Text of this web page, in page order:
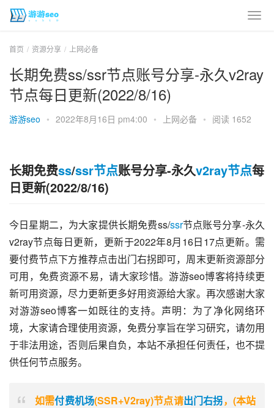
首页 资源分享 上网必备
长期免费ss/ssr节点账号分享-永久v2ray
节点每日更新(2022/8/16)
游游seo • 2022年8月16日 pm4:00 • 上网必备 • 阅读 1652
长期免费ss/ssr节点账号分享-永久v2ray节点每
日更新(2022/8/16)
今日星期二，为大家提供长期免费ss/ssr节点账号分享-永久
v2ray节点每日更新，更新于2022年8月16日17点更新。需
要付费节点下方推荐点击出门右拐即可，周末更新资源部分
可用，免费资源不易，请大家珍惜。游游seo博客将持续更
新可用资源，尽力更新更多好用资源给大家。再次感谢大家
对游游seo博客一如既往的支持。声明：为了净化网络环
境，大家请合理使用资源，免费分享旨在学习研究，请勿用
于非法用途，否则后果自负，本站不承担任何责任，也不提
供任何节点服务。
如需付费机场(SSR+V2ray)节点请出门右拐，(本站